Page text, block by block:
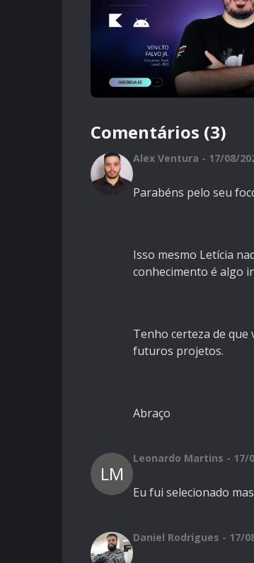
Comentários (3)
Alex Ventura - 17/08/
Parabéns pelo seu
Isso mesmo Letícia
conhecimento é algo
Tenho certeza de
futuros projetos.
Abraço
LM
Leonardo Martins - 17/
Eu fui selecionado
Daniel Rodrigues - 17/